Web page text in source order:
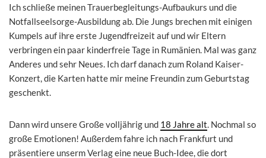
Ich schließe meinen Trauerbegleitungs-Aufbaukurs und die
Notfallseelsorge-Ausbildung ab. Die Jungs brechen mit einigen
Kumpels auf ihre erste Jugendfreizeit auf und wir Eltern
verbringen ein paar kinderfreie Tage in Rumänien. Mal was ganz
Anderes und sehr Neues. Ich darf danach zum Roland Kaiser-
Konzert, die Karten hatte mir meine Freundin zum Geburtstag
geschenkt.
Dann wird unsere Große volljährig und 18 Jahre alt . Nochmal so
große Emotionen! Außerdem fahre ich nach Frankfurt und
präsentiere unserm Verlag eine neue Buch-Idee, die dort